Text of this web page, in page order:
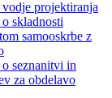
projektiranja
skladnosti
samooskrbe z
seznanitvi in
za obdelavo